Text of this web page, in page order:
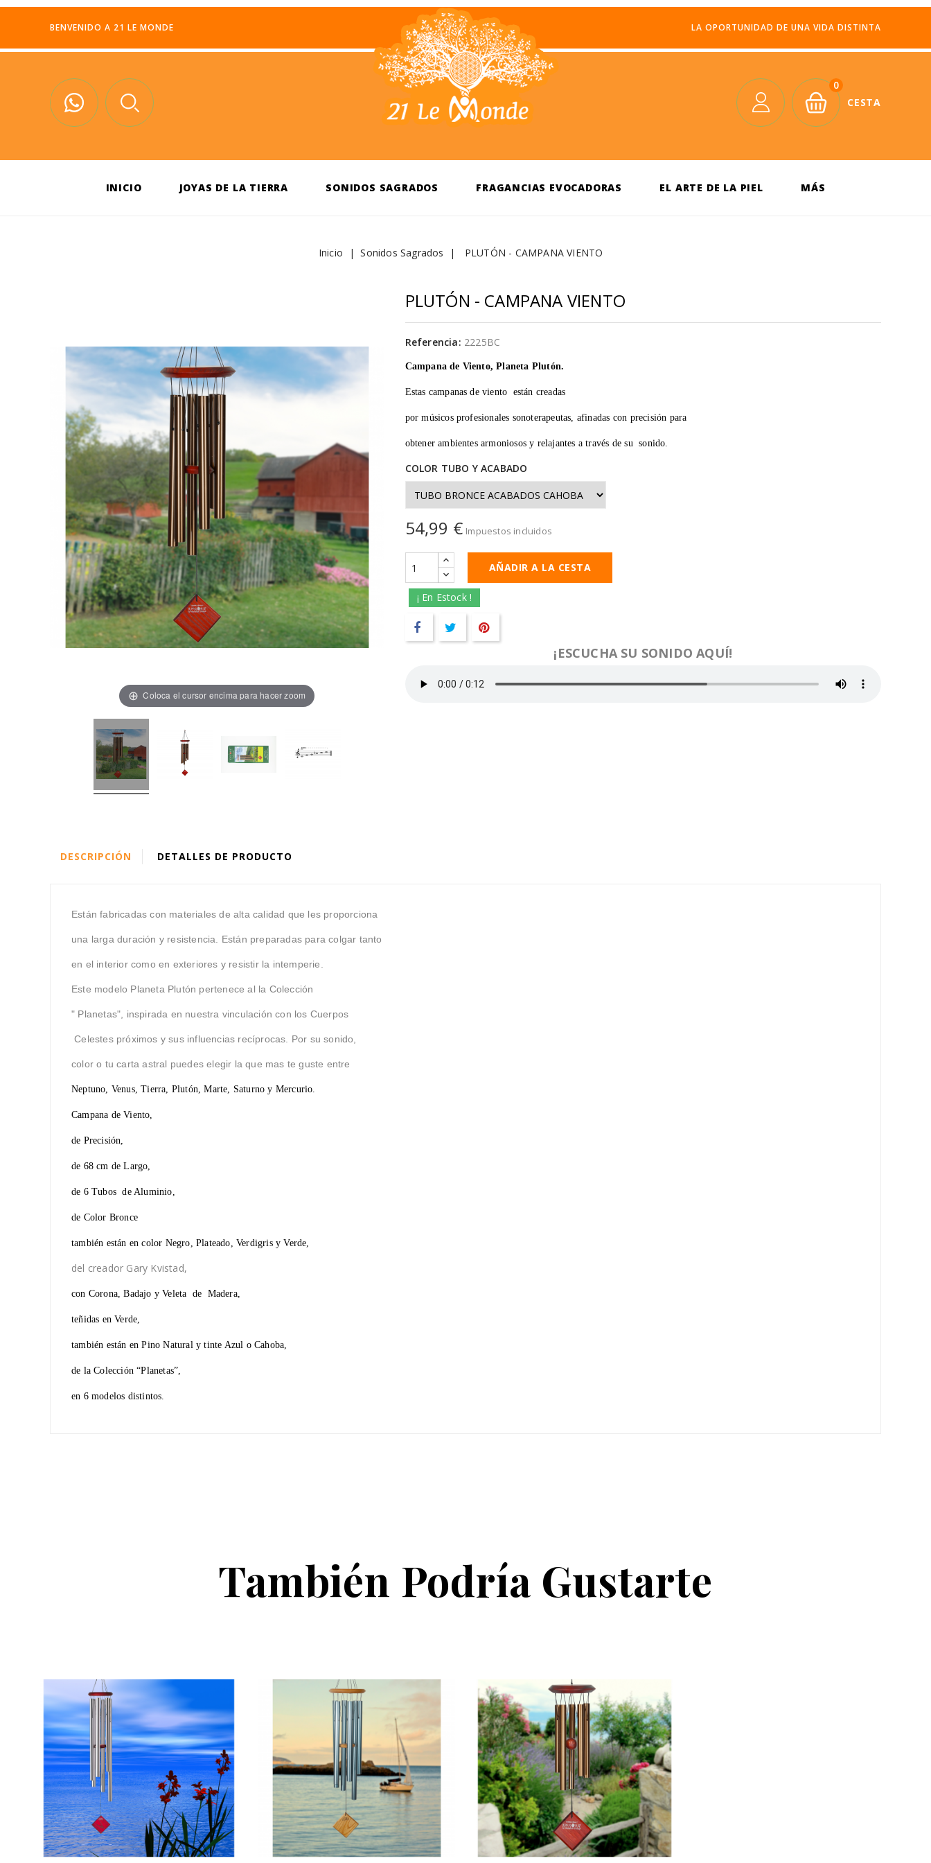
BENVENIDO A 21 LE MONDE LA OPORTUNIDAD DE UNA VIDA DISTINTA
CESTA
0
INICIO JOYAS DE LA TIERRA SONIDOS SAGRADOS FRAGANCIAS EVOCADORAS EL ARTE DE LA PIEL MÁS
Inicio Sonidos Sagrados PLUTÓN - CAMPANA VIENTO
Coloca el cursor encima para hacer zoom
PLUTÓN - CAMPANA VIENTO
Referencia: 2225BC
Campana de Viento, Planeta Plutón.
Estas campanas de viento están creadas
por músicos profesionales sonoterapeutas, afinadas con precisión para
obtener ambientes armoniosos y relajantes a través de su sonido.
COLOR TUBO Y ACABADO
54,99 € Impuestos incluidos
AÑADIR A LA CESTA
¡ En Estock !
¡ESCUCHA SU SONIDO AQUÍ!
DESCRIPCIÓN DETALLES DE PRODUCTO
Están fabricadas con materiales de alta calidad que les proporciona
una larga duración y resistencia. Están preparadas para colgar tanto
en el interior como en exteriores y resistir la intemperie.
Este modelo Planeta Plutón pertenece al la Colección
" Planetas", inspirada en nuestra vinculación con los Cuerpos
Celestes próximos y sus influencias recíprocas. Por su sonido,
color o tu carta astral puedes elegir la que mas te guste entre
Neptuno, Venus, Tierra, Plutón, Marte, Saturno y Mercurio.
Campana de Viento,
de Precisión,
de 68 cm de Largo,
de 6 Tubos de Aluminio,
de Color Bronce
también están en color Negro, Plateado, Verdigris y Verde,
del creador Gary Kvistad,
con Corona, Badajo y Veleta de Madera,
teñidas en Verde,
también están en Pino Natural y tinte Azul o Cahoba,
de la Colección “Planetas”,
en 6 modelos distintos.
También Podría Gustarte
  